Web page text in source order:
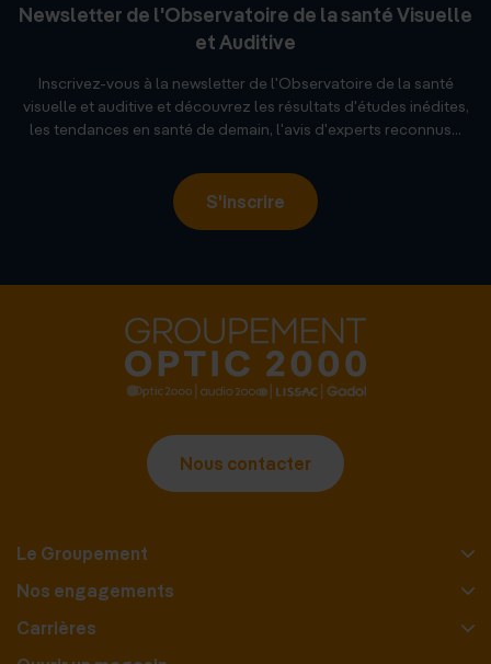
Nous contacter
Le Groupement
Nos engagements
Carrières
Newsletter de l'Observatoire de la santé Visuelle
et Auditive
Inscrivez-vous à la newsletter de l'Observatoire de la santé
visuelle et auditive et découvrez les résultats d'études inédites,
les tendances en santé de demain, l'avis d'experts reconnus...
S'inscrire